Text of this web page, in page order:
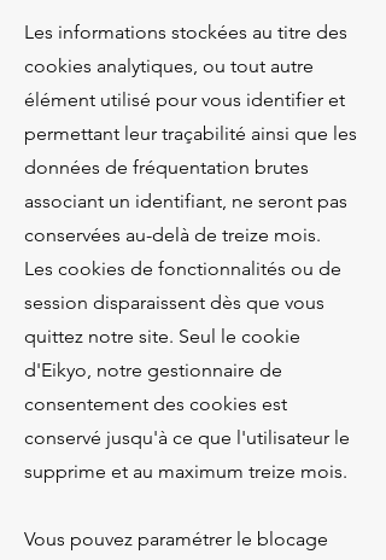
Les informations stockées au titre des
cookies analytiques, ou tout autre
élément utilisé pour vous identifier et
permettant leur traçabilité ainsi que les
données de fréquentation brutes
associant un identifiant, ne seront pas
conservées au-delà de treize mois.
Les cookies de fonctionnalités ou de
session disparaissent dès que vous
quittez notre site. Seul le cookie
d'Eikyo, notre gestionnaire de
consentement des cookies est
conservé jusqu'à ce que l'utilisateur le
supprime et au maximum treize mois.
Vous pouvez paramétrer le blocage